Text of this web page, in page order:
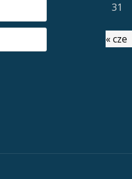
31
« cze